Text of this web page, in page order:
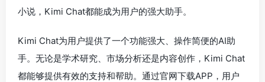
小说，Kimi Chat都能成为用户的强大助手。
Kimi Chat为用户提供了一个功能强大、操作简便的AI助
手。无论是学术研究、市场分析还是内容创作，Kimi Chat
都能够提供有效的支持和帮助。通过官网下载APP，用户